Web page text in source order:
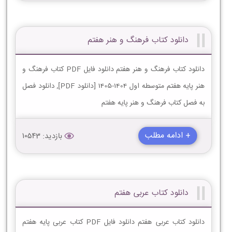
دانلود کتاب فرهنگ و هنر هفتم
دانلود کتاب فرهنگ و هنر هفتم دانلود فایل PDF کتاب فرهنگ و
هنر پایه هفتم متوسطه اول 1404-1405 [دانلود PDF], دانلود فصل
به فصل کتاب فرهنگ و هنر پایه هفتم
+ ادامه مطلب بازدید: 10543
دانلود کتاب عربی هفتم
دانلود کتاب عربی هفتم دانلود فایل PDF کتاب عربی پایه هفتم